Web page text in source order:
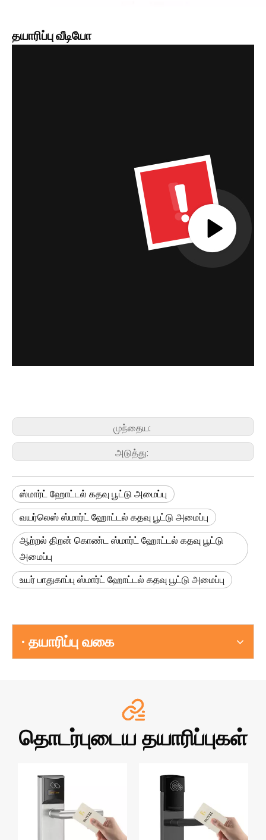
தயாரிப்பு வீடியோ
முந்தைய:
அடுத்து:
ஸ்மார்ட் ஹோட்டல் கதவு பூட்டு அமைப்பு
வயர்லெஸ் ஸ்மார்ட் ஹோட்டல் கதவு பூட்டு அமைப்பு
ஆற்றல் திறன் கொண்ட ஸ்மார்ட் ஹோட்டல் கதவு பூட்டு
அமைப்பு
உயர் பாதுகாப்பு ஸ்மார்ட் ஹோட்டல் கதவு பூட்டு அமைப்பு
· தயாரிப்பு வகை
தொடர்புடைய தயாரிப்புகள்